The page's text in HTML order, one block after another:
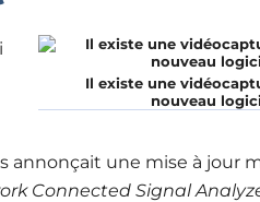
Il existe une
nouveau
annonçait une mise à jour
Connected Signal